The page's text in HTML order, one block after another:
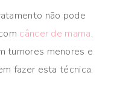
não pode
câncer de mama.
tumores menores e
fazer esta técnica.